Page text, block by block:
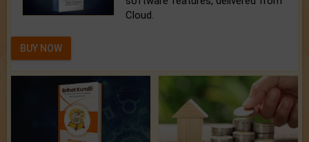
Cloud.
BUY NOW